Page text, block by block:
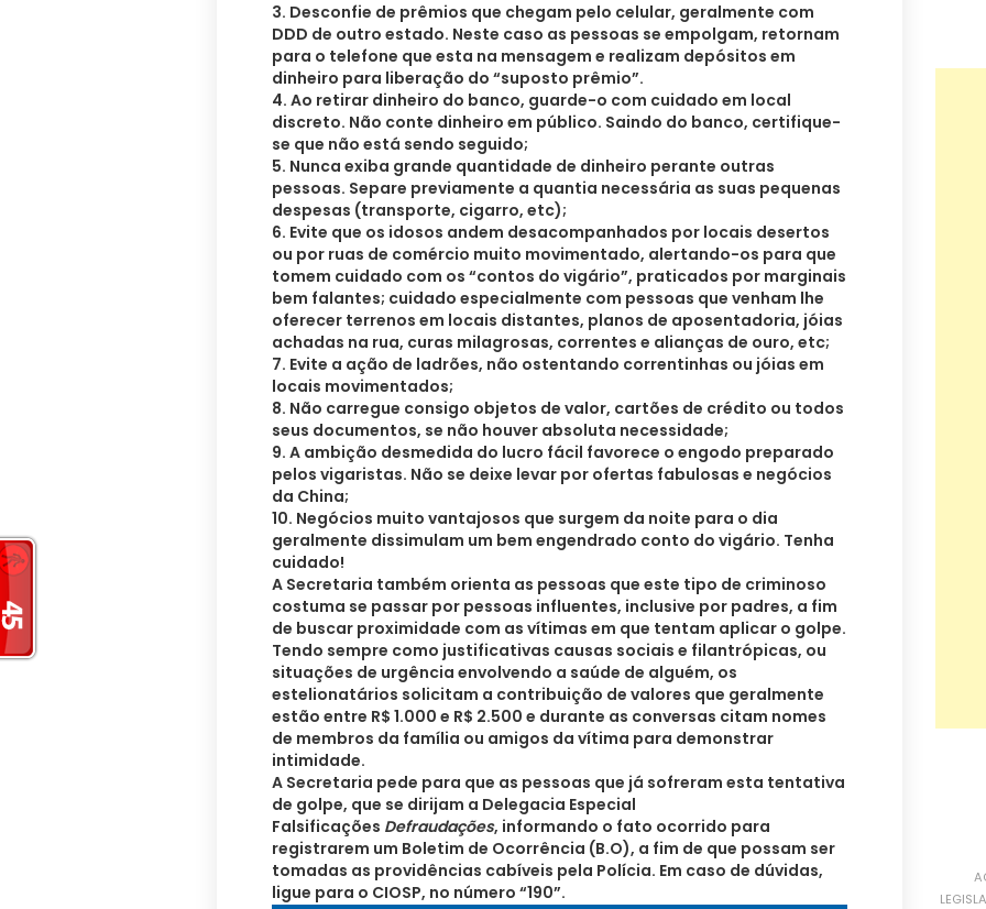
3. Desconfie de prêmios que chegam pelo celular, geralmente com
DDD de outro estado. Neste caso as pessoas se empolgam, retornam
para o telefone que esta na mensagem e realizam depósitos em
dinheiro para liberação do “suposto prêmio”.
4. Ao retirar dinheiro do banco, guarde-o com cuidado em local
discreto. Não conte dinheiro em público. Saindo do banco, certifique-
se que não está sendo seguido;
5. Nunca exiba grande quantidade de dinheiro perante outras
pessoas. Separe previamente a quantia necessária as suas pequenas
despesas (transporte, cigarro, etc);
6. Evite que os idosos andem desacompanhados por locais desertos
ou por ruas de comércio muito movimentado, alertando-os para que
tomem cuidado com os “contos do vigário”, praticados por marginais
bem falantes; cuidado especialmente com pessoas que venham lhe
oferecer terrenos em locais distantes, planos de aposentadoria, jóias
achadas na rua, curas milagrosas, correntes e alianças de ouro, etc;
7. Evite a ação de ladrões, não ostentando correntinhas ou jóias em
locais movimentados;
8. Não carregue consigo objetos de valor, cartões de crédito ou todos
seus documentos, se não houver absoluta necessidade;
9. A ambição desmedida do lucro fácil favorece o engodo preparado
pelos vigaristas. Não se deixe levar por ofertas fabulosas e negócios
da China;
10. Negócios muito vantajosos que surgem da noite para o dia
geralmente dissimulam um bem engendrado conto do vigário. Tenha
cuidado!
A Secretaria também orienta as pessoas que este tipo de criminoso
costuma se passar por pessoas influentes, inclusive por padres, a fim
de buscar proximidade com as vítimas em que tentam aplicar o golpe.
Tendo sempre como justificativas causas sociais e filantrópicas, ou
situações de urgência envolvendo a saúde de alguém, os
estelionatários solicitam a contribuição de valores que geralmente
estão entre R$ 1.000 e R$ 2.500 e durante as conversas citam nomes
de membros da família ou amigos da vítima para demonstrar
intimidade.
A Secretaria pede para que as pessoas que já sofreram esta tentativa
de golpe, que se dirijam a Delegacia Especial
Falsificações Defraudações, informando o fato ocorrido para
registrarem um Boletim de Ocorrência (B.O), a fim de que possam ser
tomadas as providências cabíveis pela Polícia. Em caso de dúvidas,
ligue para o CIOSP, no número “190”.